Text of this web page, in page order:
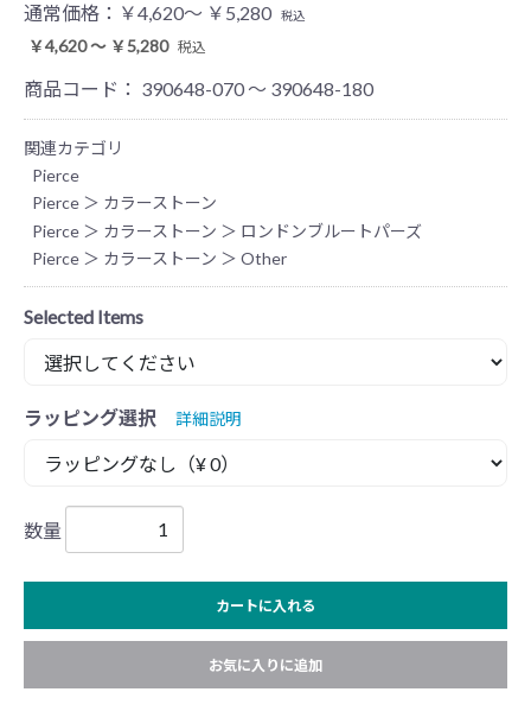
通常価格： ￥4,620～ ￥5,280 税込
￥4,620 ～ ￥5,280 税込
商品コード： 390648-070 ～ 390648-180
関連カテゴリ
Pierce
Pierce ＞ カラーストーン
Pierce ＞ カラーストーン ＞ ロンドンブルートパーズ
Pierce ＞ カラーストーン ＞ Other
Selected Items
ラッピング選択 詳細説明
数量
カートに入れる
お気に入りに追加